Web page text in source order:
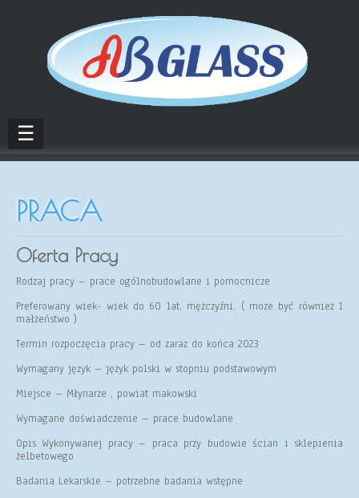
☰
PRACA
Oferta Pracy
Rodzaj pracy – prace ogólnobudowlane i pomocnicze
Preferowany wiek- wiek do 60 lat, mężczyźni. ( może być również 1
małżeństwo )
Termin rozpoczęcia pracy – od zaraz do końca 2023
Wymagany język – język polski w stopniu podstawowym
Miejsce – Młynarze , powiat makowski
Wymagane doświadczenie – prace budowlane
Opis Wykonywanej pracy – praca przy budowie ścian i sklepienia
żelbetowego
Badania Lekarskie – potrzebne badania wstępne